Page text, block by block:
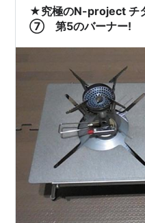
トする OD缶のすぐ上に
ルが多いので、OD缶…
★究極のN-project チ
⑦ 第5のバーナー!